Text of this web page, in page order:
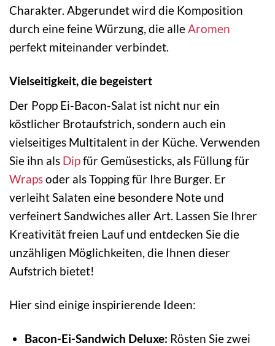
Charakter. Abgerundet wird die Komposition
durch eine feine Würzung, die alleAromen
perfekt miteinander verbindet.
Vielseitigkeit, die begeistert
Der Popp Ei-Bacon-Salat ist nicht nur ein
köstlicher Brotaufstrich, sondern auch ein
vielseitiges Multitalent in der Küche. Verwenden
Sie ihn als Dipfür Gemüsesticks, als Füllung für
Wrapsoder als Topping für Ihre Burger. Er
verleiht Salaten eine besondere Note und
verfeinert Sandwiches aller Art. Lassen Sie Ihrer
Kreativität freien Lauf und entdecken Sie die
unzähligen Möglichkeiten, die Ihnen dieser
Aufstrich bietet!
Hier sind einige inspirierende Ideen:
Bacon-Ei-Sandwich Deluxe: Rösten Sie zwei